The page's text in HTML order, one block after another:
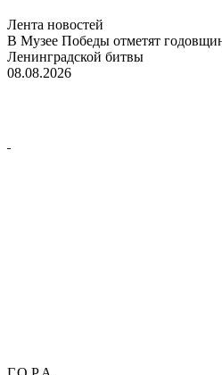
Лента новостей
В Музее Победы отметят
Ленинградской битвы
08.08.2026